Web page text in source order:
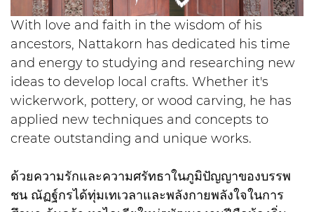
With love and faith in the wisdom of his
ancestors, Nattakorn has dedicated his time
and energy to studying and researching new
ideas to develop local crafts. Whether it's
wickerwork, pottery, or wood carving, he has
applied new techniques and concepts to
create outstanding and unique works.
ด้วยความรักและความศรัทธาในภูมิปัญญาของบรรพ
ชน ณัฏฐ์กรได้ทุ่มเทเวลาและพลังกายพลังใจในการ